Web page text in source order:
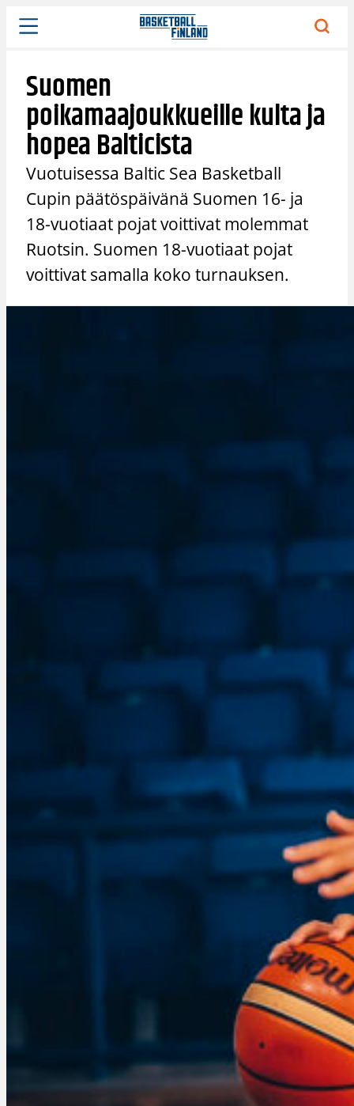
Siirry
sisältöön
Suomen
poikamaajoukkueille kulta ja
hopea Balticista
Vuotuisessa Baltic Sea Basketball
Cupin päätöspäivänä Suomen 16- ja
18-vuotiaat pojat voittivat molemmat
Ruotsin. Suomen 18-vuotiaat pojat
voittivat samalla koko turnauksen.